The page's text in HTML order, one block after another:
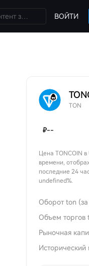
ВОЙТИ
TON
₽--
Цена TONCOIN
времени,
последние 24
undefined%.
Оборот ton
Объем торгов
Рыночная